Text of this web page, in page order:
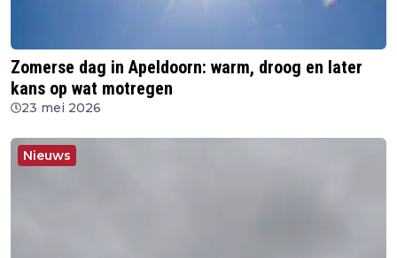
Zomerse dag in Apeldoorn: warm, droog en later
kans op wat motregen
23 mei 2026
Nieuws